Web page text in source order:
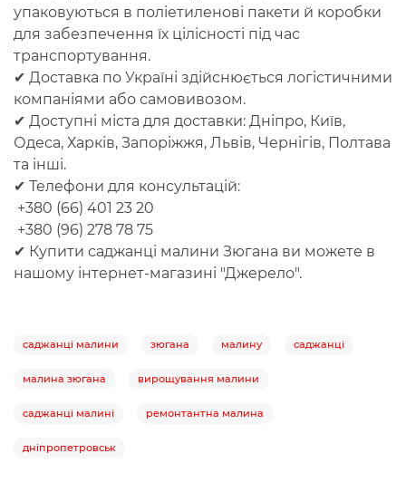
упаковуються в поліетиленові пакети й коробки
для забезпечення їх цілісності під час
транспортування.
✔ Доставка по Україні здійснюється логістичними
компаніями або самовивозом.
✔ Доступні міста для доставки: Дніпро, Київ,
Одеса, Харків, Запоріжжя, Львів, Чернігів, Полтава
та інші.
✔ Телефони для консультацій:
+380 (66) 401 23 20
+380 (96) 278 78 75
✔ Купити саджанці малини Зюгана ви можете в
нашому інтернет-магазині "Джерело".
саджанці малини зюгана малину саджанці
малина зюгана вирощування малини
саджанці малині ремонтантна малина
дніпропетровськ